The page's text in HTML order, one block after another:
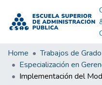
Home Trabajos de Grado